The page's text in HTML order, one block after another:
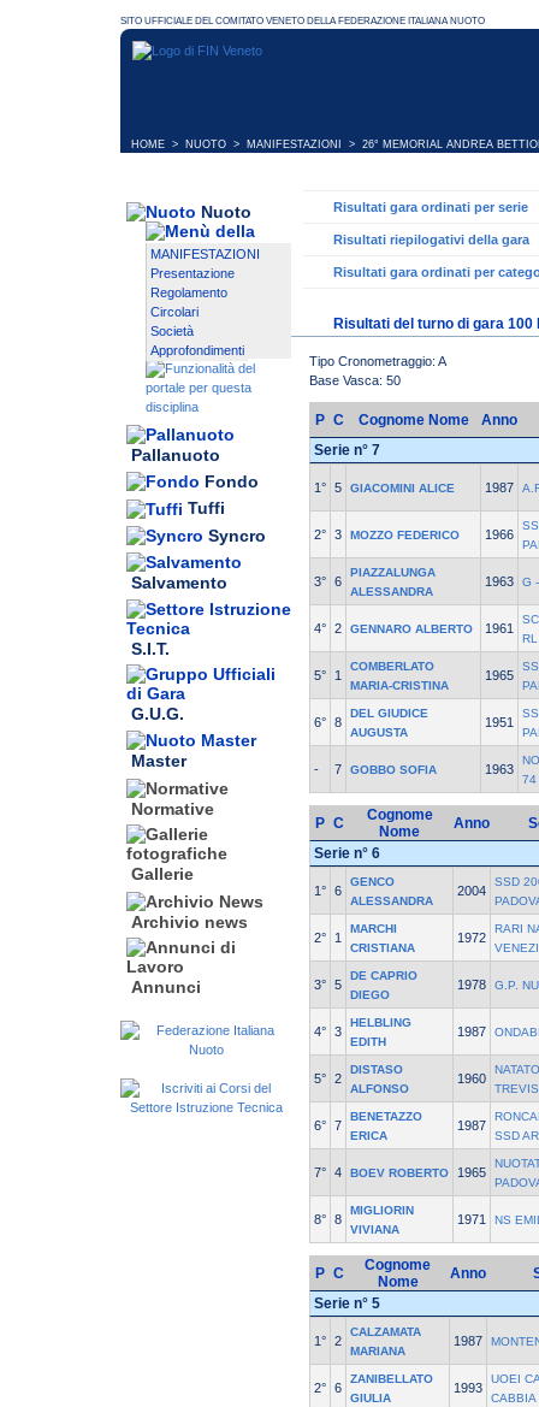
HOME > NUOTO > MANIFESTAZIONI > 26° MEMORIAL ANDREA
Nuoto
MANIFESTAZIONI
Presentazione
Regolamento
Circolari
Società
Approfondimenti
Pallanuoto
Fondo
Tuffi
Syncro
Salvamento
S.I.T.
G.U.G.
Master
Normative
Gallerie
Archivio news
Annunci
Risultati gara ordinati per serie
Risultati riepilogativi della gara
Risultati gara ordinati per
Risultati del turno di gara
Tipo Cronometraggio: A
Base Vasca: 50
P C Cognome Nome
Anno
Serie n° 7
1° 5 GIACOMINI ALICE 1987
2° 3 MOZZO FEDERICO 1966
3° 6
PIAZZALUNGA
ALESSANDRA
1963 G
4° 2 GENNARO ALBERTO 1961
RL
5° 1
COMBERLATO
MARIA-CRISTINA
1965
6° 8
DEL GIUDICE
AUGUSTA
1951
- 7 GOBBO SOFIA 1963
74
P C
Cognome
Nome
Anno
Serie n° 6
1° 6
GENCO
ALESSANDRA
2004
SSD
2° 1
MARCHI
CRISTIANA
1972
RARI
3° 5
DE CAPRIO
DIEGO
1978 G.P.
4° 3
HELBLING
EDITH
1987
5° 2
DISTASO
ALFONSO
1960
6° 7
BENETAZZO
ERICA
1987
SSD
7° 4 BOEV ROBERTO 1965
8° 8
MIGLIORIN
VIVIANA
1971 NS
P C
Cognome
Nome
Anno
Serie n° 5
1° 2
CALZAMATA
MARIANA
1987
2° 6
ZANIBELLATO
GIULIA
1993
UOEI
CABBIA